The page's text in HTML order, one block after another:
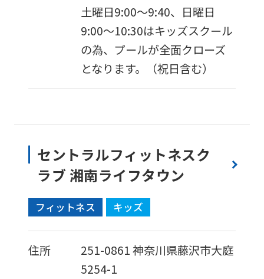
土曜日9:00～9:40、日曜日
9:00〜10:30はキッズスクール
の為、プールが全面クローズ
となります。（祝日含む）
セントラルフィットネスク
ラブ 湘南ライフタウン
フィットネス キッズ
住所 251-0861神奈川県藤沢市大庭
5254-1